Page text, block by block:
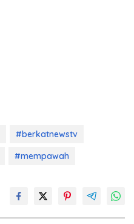
#berkatnewstv
#mempawah